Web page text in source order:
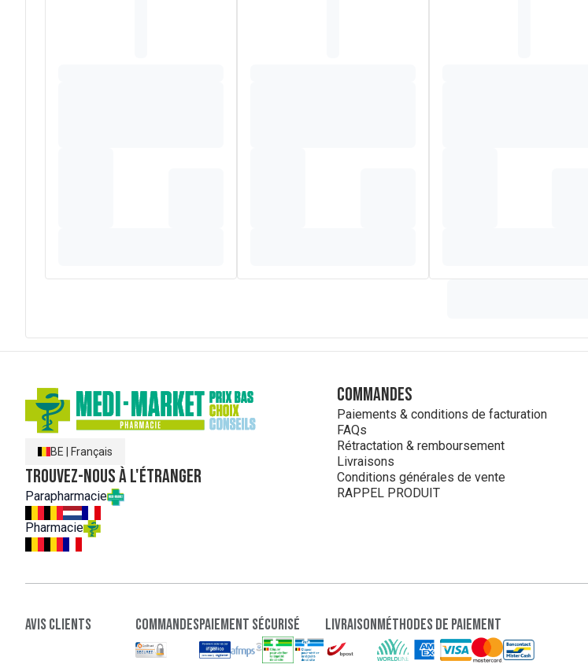
BE Français
Trouvez-nous à l'étranger
Parapharmacie
Pharmacie
Commandes
Paiements & conditions de facturation
FAQs
Rétractation & remboursement
Livraisons
Conditions générales de vente
RAPPEL PRODUIT
Avis clients Commandespaiement sécurisé LivraisonMéthodes de paiement